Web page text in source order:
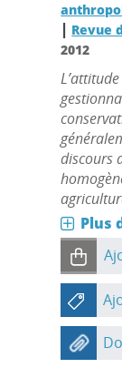
| Revue
2012
discours
Plus